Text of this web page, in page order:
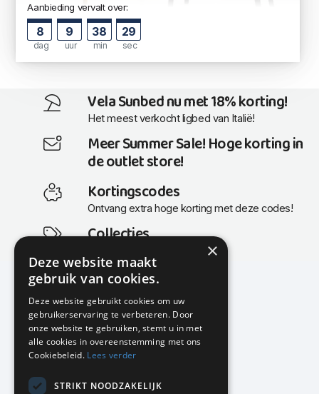
Aanbieding vervalt over:
8
dag
9
uur
38
min
28
sec
Vela Sunbed nu met 18% korting!
Het meest verkocht ligbed van Italië!
Meer Summer Sale! Hoge korting in
de outlet store!
Kortingscodes
Ontvang extra hoge korting met deze codes!
Collecties
Actuele en populaire collecties
KMP Kantoormeubilair
Airport Business Park
Frankfurtstraat 29-31
1175 RH Lijnden
×
Deze website maakt
gebruik van cookies.
Deze website gebruikt cookies om uw
gebruikerservaring te verbeteren. Door
onze website te gebruiken, stemt u in met
alle cookies in overeenstemming met ons
Cookiebeleid. Lees verder
STRIKT NOODZAKELIJK